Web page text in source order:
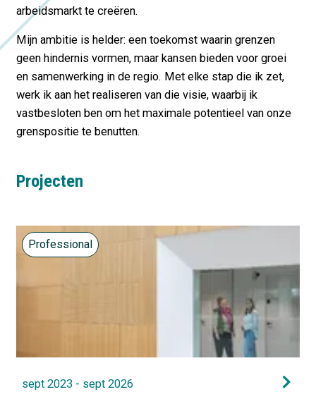
arbeidsmarkt te creëren.
Mijn ambitie is helder: een toekomst waarin grenzen
geen hindernis vormen, maar kansen bieden voor groei
en samenwerking in de regio. Met elke stap die ik zet,
werk ik aan het realiseren van die visie, waarbij ik
vastbesloten ben om het maximale potentieel van onze
grenspositie te benutten.
Projecten
Professional
sept 2023 - sept 2026